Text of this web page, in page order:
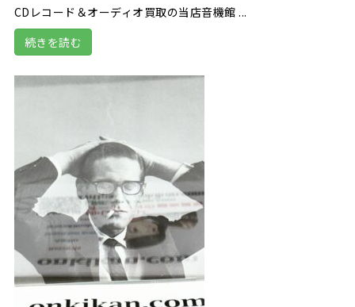
CDレコード＆オーディオ買取の当店音機館 ...
続きを読む